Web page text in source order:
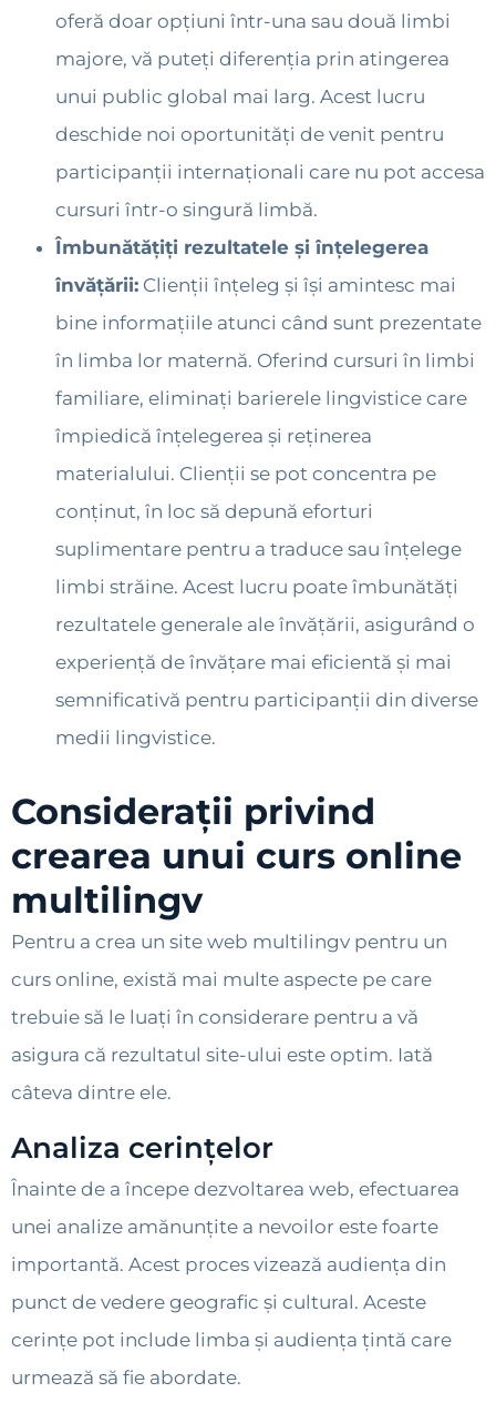
oferă doar opțiuni într-una sau două limbi
majore, vă puteți diferenția prin atingerea
unui public global mai larg. Acest lucru
deschide noi oportunități de venit pentru
participanții internaționali care nu pot accesa
cursuri într-o singură limbă.
Îmbunătățiți rezultatele și înțelegerea
învățării: Clienții înțeleg și își amintesc mai
bine informațiile atunci când sunt prezentate
în limba lor maternă. Oferind cursuri în limbi
familiare, eliminați barierele lingvistice care
împiedică înțelegerea și reținerea
materialului. Clienții se pot concentra pe
conținut, în loc să depună eforturi
suplimentare pentru a traduce sau înțelege
limbi străine. Acest lucru poate îmbunătăți
rezultatele generale ale învățării, asigurând o
experiență de învățare mai eficientă și mai
semnificativă pentru participanții din diverse
medii lingvistice.
Considerații privind
crearea unui curs online
multilingv
Pentru a crea un site web multilingv pentru un
curs online, există mai multe aspecte pe care
trebuie să le luați în considerare pentru a vă
asigura că rezultatul site-ului este optim. Iată
câteva dintre ele.
Analiza cerințelor
Înainte de a începe dezvoltarea web, efectuarea
unei analize amănunțite a nevoilor este foarte
importantă. Acest proces vizează audiența din
punct de vedere geografic și cultural. Aceste
cerințe pot include limba și audiența țintă care
urmează să fie abordate.